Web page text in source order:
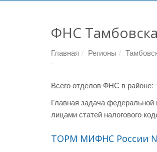
ФНС
Главная Регионы
Всего отделов ФНС в районе:
Главная задача
лицами статей налогового
ТОРМ МИФНС России